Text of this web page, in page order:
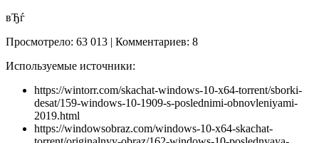
вЂѓ
Просмотрело: 63 013 | Комментариев: 8
Используемые источники:
https://wintorr.com/skachat-windows-10-x64-torrent/sborki-
desat/159-windows-10-1909-s-poslednimi-obnovleniyami-
2019.html
https://windowsobraz.com/windows-10-x64-skachat-